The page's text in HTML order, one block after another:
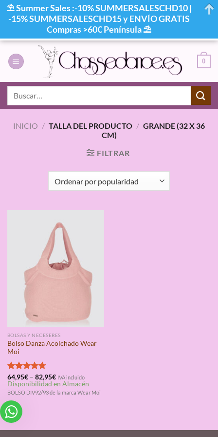
contenido
0
INICIO / TALLA DEL PRODUCTO / GRANDE (32 X 36
CM)
FILTRAR
BOLSAS Y NECESERES
Bolso Danza Acolchado Wear
Moi
Valorado
con4.67
de 5
64,95€– 82,95€ IVA incluido
Disponibilidad en Almacén
BOLSO DIV92/93 de la marca Wear Moi
⛱ Summer Sales :-10% SUMMERSALESCHD10 |
-15% SUMMERSALESCHD15 y ENVÍO GRATIS
Compras >60€ Península ⛱